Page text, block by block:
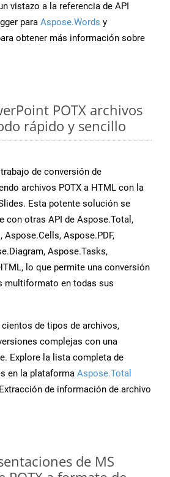
vistazo a la referencia de API
para Aspose.Words y
obtener más información sobre
POTX archivos
rápido y sencillo
de conversión de
archivos POTX a HTML con la
Esta potente solución se
con otras API de Aspose.Total,
Aspose.PDF,
Aspose.Tasks,
lo que permite una conversión
multiformato en todas sus
de tipos de archivos,
complejas con una
Explore la lista completa de
en la plataforma Aspose.Total
de información de archivo
de MS